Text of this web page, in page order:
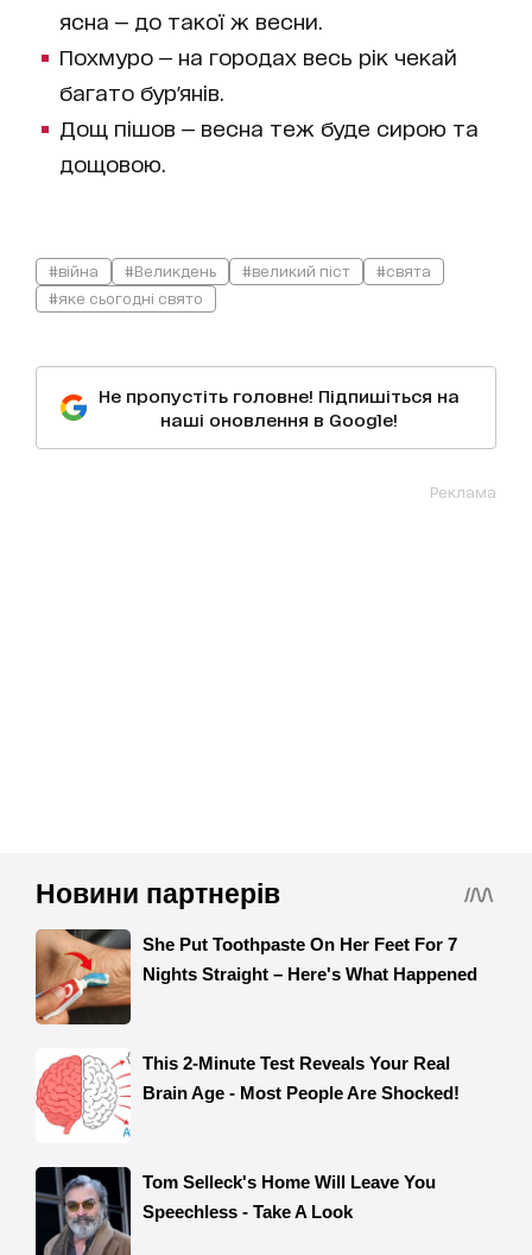
ясна — до такої ж весни.
Похмуро — на городах весь рік чекай
багато бур'янів.
Дощ пішов — весна теж буде сирою та
дощовою.
#війна #Великдень #великий піст
#свята
#яке сьогодні свято
Не пропустіть головне! Підпишіться на
наші оновлення в Google!
Реклама